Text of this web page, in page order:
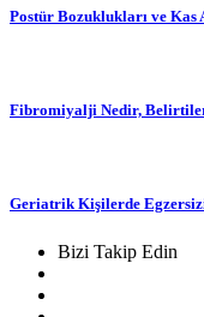
Postür Bozuklukları ve Kas
Fibromiyalji Nedir,
Geriatrik Kişilerde
Bizi Takip Edin